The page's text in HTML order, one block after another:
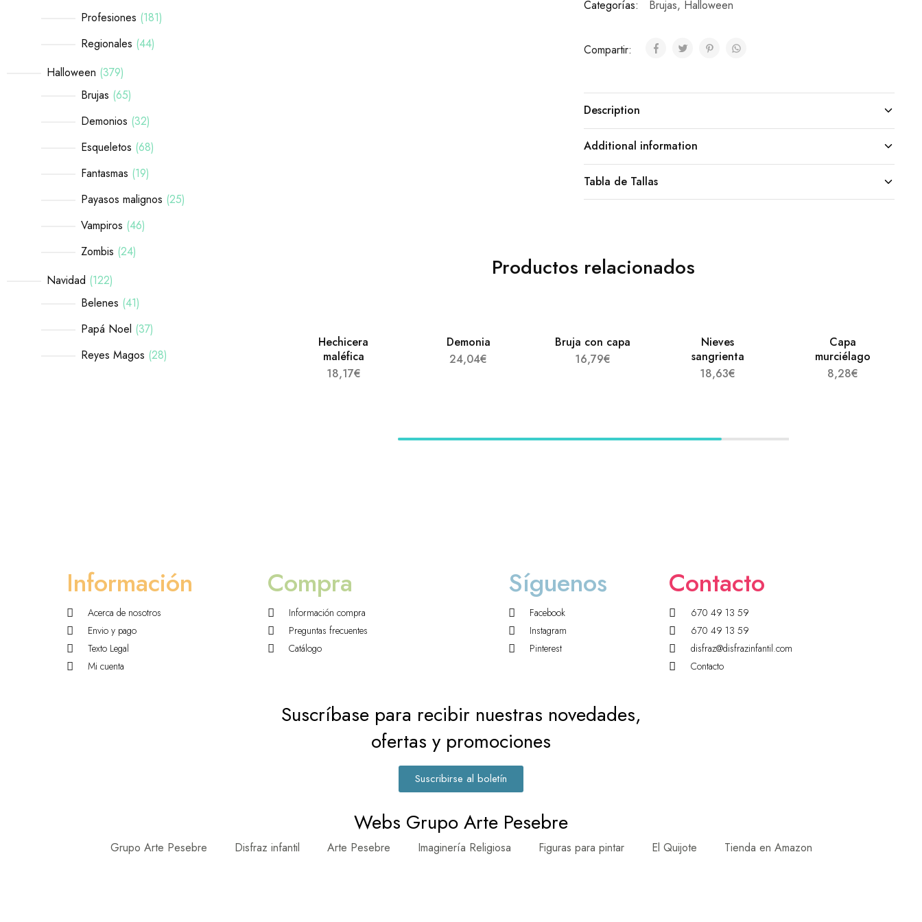
Categorías: Brujas, Halloween
Compartir:
Description
Additional information
Tabla de Tallas
Productos relacionados
Hechicera
maléfica
18,17€
Demonia
24,04€
Bruja con capa
16,79€
Nieves
sangrienta
18,63€
Capa
murciélago
8,28€
Profesiones 181
Regionales 44
Halloween 379
Brujas 65
Demonios 32
Esqueletos 68
Fantasmas 19
Payasos malignos 25
Vampiros 46
Zombis 24
Navidad 122
Belenes 41
Papá Noel 37
Reyes Magos 28
Información
Acerca de nosotros
Envio y pago
Texto Legal
Mi cuenta
Compra
Información compra
Preguntas frecuentes
Catálogo
Síguenos
Facebook
Instagram
Pinterest
Contacto
670 49 13 59
670 49 13 59
disfraz@disfrazinfantil.com
Contacto
Suscríbase para recibir nuestras novedades,
ofertas y promociones
Suscribirse al boletín
Webs Grupo Arte Pesebre
Grupo Arte Pesebre Disfraz infantil Arte Pesebre Imaginería Religiosa Figuras para pintar El Quijote Tienda en Amazon